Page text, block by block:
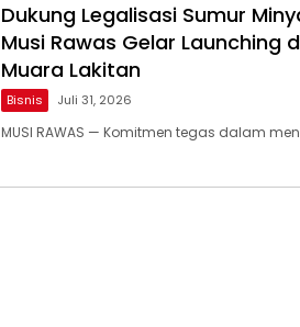
Dukung Legalisasi Sumur
Musi Rawas Gelar Launching
Muara Lakitan
Bisnis Juli 31, 2026
MUSI RAWAS — Komitmen tegas dalam